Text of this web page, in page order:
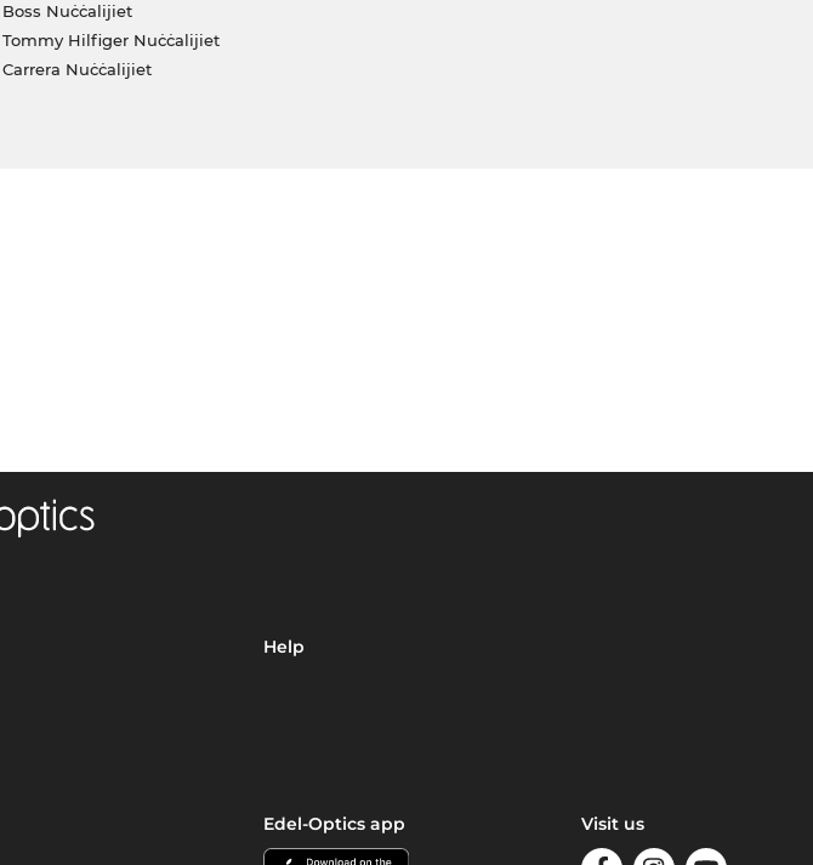
Boss Nuċċalijiet
Tommy Hilfiger Nuċċalijiet
Carrera Nuċċalijiet
Help
Edel-Optics app Visit us